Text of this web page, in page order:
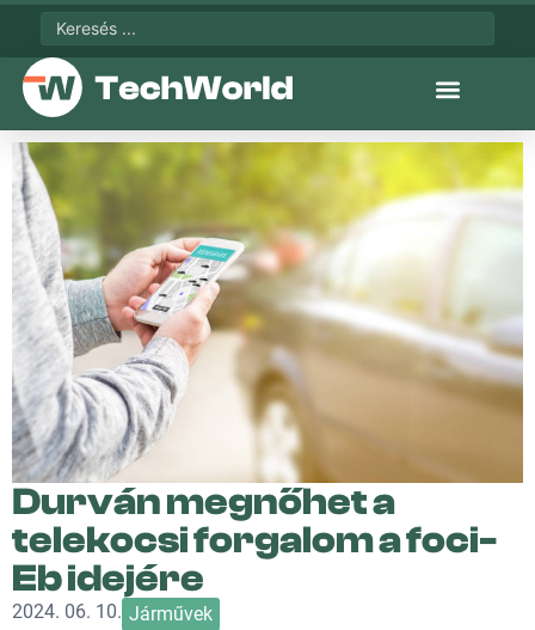
Durván megnőhet a
telekocsi forgalom a foci-
Eb idejére
2024. 06. 10. Járművek